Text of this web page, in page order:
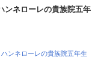
ネローレの貴族院五年
ンネローレの貴族院五年生